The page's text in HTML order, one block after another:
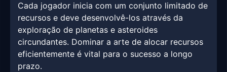
Cada jogador inicia com um conjunto limitado de
recursos e deve desenvolvê-los através da
exploração de planetas e asteroides
circundantes. Dominar a arte de alocar recursos
eficientemente é vital para o sucesso a longo
prazo.